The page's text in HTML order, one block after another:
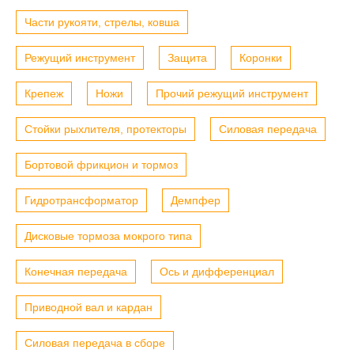
Части рукояти, стрелы, ковша
Режущий инструмент Защита Коронки
Крепеж Ножи Прочий режущий инструмент
Стойки рыхлителя, протекторы Силовая передача
Бортовой фрикцион и тормоз
Гидротрансформатор Демпфер
Дисковые тормоза мокрого типа
Конечная передача Ось и дифференциал
Приводной вал и кардан
Силовая передача в сборе